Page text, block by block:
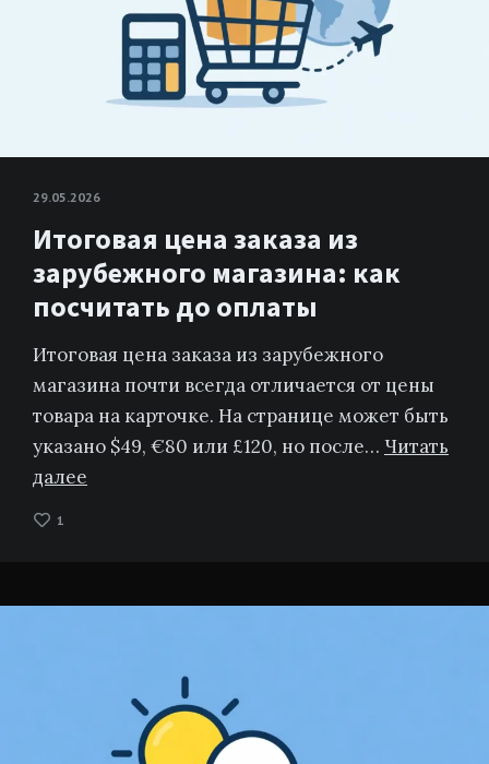
29.05.2026
Итоговая цена заказа из
зарубежного магазина: как
посчитать до оплаты
Итоговая цена заказа из зарубежного
магазина почти всегда отличается от цены
товара на карточке. На странице может быть
указано $49, €80 или £120, но после… Читать
далее
1